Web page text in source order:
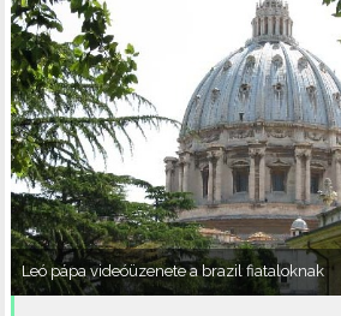
Leó pápa videóüzenete a brazil fiataloknak